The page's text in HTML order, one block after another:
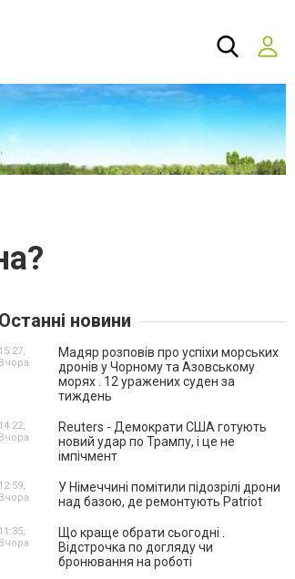
Останні новини
Мадяр розповів про успіхи морських
дронів у Чорному та Азовському
морях . 12 уражених суден за
тиждень
15:27,
Вчора
Reuters - Демократи США готують
новий удар по Трампу, і це не
імпічмент
14:22,
Вчора
У Німеччині помітили підозрілі дрони
над базою, де ремонтують Patriot
12:59,
Вчора
Що краще обрати сьогодні .
Відстрочка по догляду чи
бронювання на роботі
11:35,
Вчора